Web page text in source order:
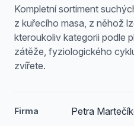
Kompletní sortiment
z kuřecího masa, z něhož
kteroukoliv kategorii podle
zátěže, fyziologického
zvířete.
Firma Petra